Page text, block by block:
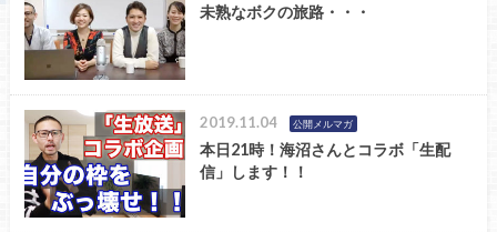
未熟なボクの旅路・・・
2019.11.04 公開メルマガ
本日21時！海沼さんとコラボ「生配
信」します！！